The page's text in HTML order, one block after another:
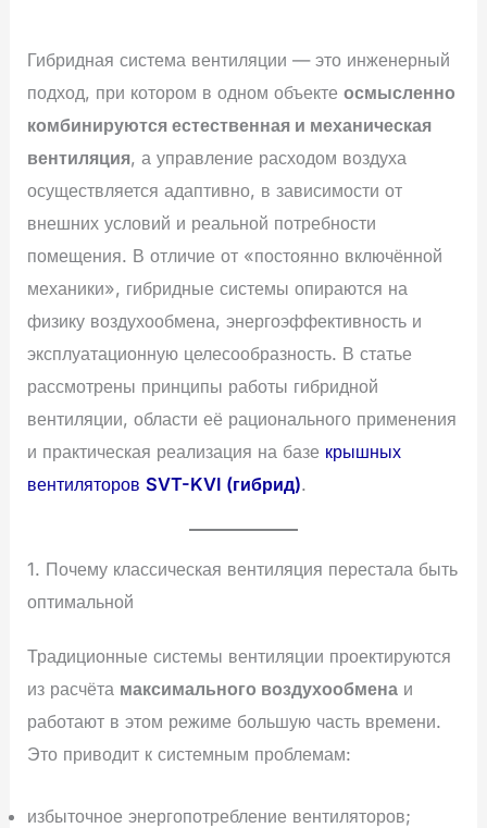
Гибридная система вентиляции — это инженерный
подход, при котором в одном объектеосмысленно
комбинируются естественная и механическая
вентиляция, а управление расходом воздуха
осуществляется адаптивно, в зависимости от
внешних условий и реальной потребности
помещения. В отличие от «постоянно включённой
механики», гибридные системы опираются на
физику воздухообмена, энергоэффективность и
эксплуатационную целесообразность. В статье
рассмотрены принципы работы гибридной
вентиляции, области её рационального применения
и практическая реализация на базе крышных
вентиляторовSVT-KVI (гибрид).
1. Почему классическая вентиляция перестала быть
оптимальной
Традиционные системы вентиляции проектируются
из расчёта максимального воздухообмена и
работают в этом режиме большую часть времени.
Это приводит к системным проблемам:
избыточное энергопотребление вентиляторов;